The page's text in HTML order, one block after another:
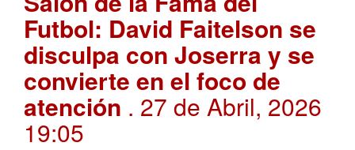
Futbol: David Faitelson se
disculpa con Joserra y se
convierte en el foco de
atención . 27 de Abril, 2026
19:05